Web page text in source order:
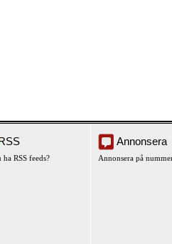
RSS feeds?
Annonsera
Annonsera på